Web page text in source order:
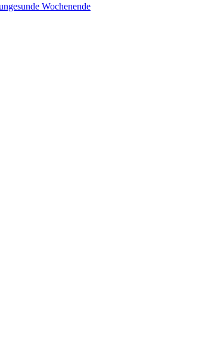
Wochenende